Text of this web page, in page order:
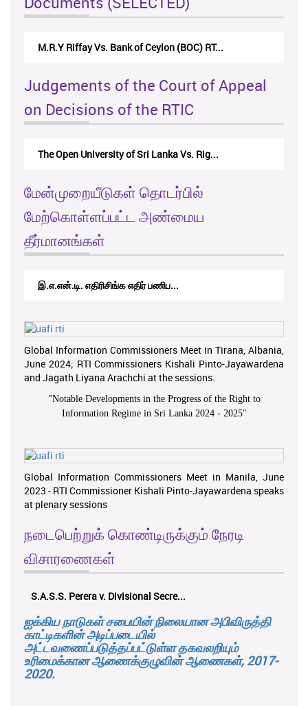
of Ceylon (BOC) RT... Nirmala Kannangara
Judgements of the Court of Appeal
on Decisions of the RTIC
of Sri Lanka Vs. Rig... The Monetary Board of
மேன்முறையீடுகள் தொடர்பில்
மேற்கொள்ளப்பட்ட அண்மைய
தீர்மானங்கள்
எதிர் பணிப...
Global Information Commissioners Meet in Tirana, Albania,
June 2024; RTI Commissioners Kishali Pinto-Jayawardena
and Jagath Liyana Arachchi at the sessions.
"Notable Developments in the Progress of the Right to
Information Regime in Sri Lanka 2024 - 2025"
Global Information Commissioners Meet in Manila, June
2023 - RTI Commissioner Kishali Pinto-Jayawardena speaks
at plenary sessions
நடைபெற்றுக் கொண்டிருக்கும் நேரடி
விசாரணைகள்
v. Divisional Secre...
ஐக்கிய நாடுகள் சபையின் நிலையான அபிவிருத்தி
காட்டிகளின் அடிப்படையில்
அட்டவணைப்படுத்தப்பட்டுள்ள தகவலறியும்
உரிமைக்கான ஆணைக்குழுவின் ஆணைகள், 2017-
2020.